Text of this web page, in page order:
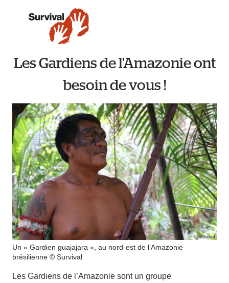
Les Gardiens de l'Amazonie ont
besoin de vous !
Un « Gardien guajajara », au nord-est de l’Amazonie
brésilienne © Survival
Les Gardiens de l’Amazonie sont un groupe